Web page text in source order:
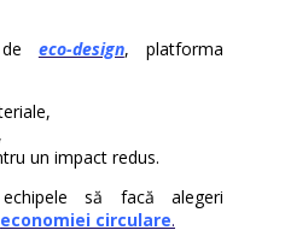
eco-design, platforma
un impact redus.
să facă alegeri
economiei circulare.